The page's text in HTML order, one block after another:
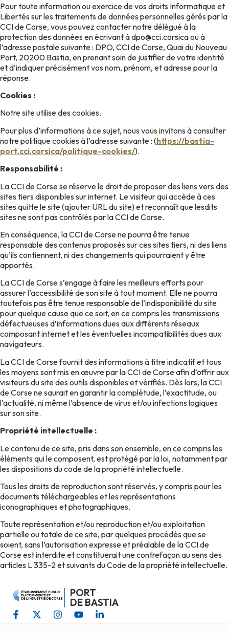
Pour toute information ou exercice de vos droits Informatique et
Libertés sur les traitements de données personnelles gérés par la
CCI de Corse, vous pouvez contacter notre délégué à la
protection des données en écrivant à dpo@cci.corsica ou à
l’adresse postale suivante : DPO, CCI de Corse, Quai du Nouveau
Port, 20200 Bastia, en prenant soin de justifier de votre identité
et d’indiquer précisément vos nom, prénom, et adresse pour la
réponse.
Cookies :
Notre site utilise des cookies.
Pour plus d’informations à ce sujet, nous vous invitons à consulter
notre politique cookies à l’adresse suivante : (https://bastia-
port.cci.corsica/politique-cookies/).
Responsabilité :
La CCI de Corse se réserve le droit de proposer des liens vers des
sites tiers disponibles sur internet. Le visiteur qui accède à ces
sites quitte le site (ajouter URL du site) et reconnaît que lesdits
sites ne sont pas contrôlés par la CCI de Corse.
En conséquence, la CCI de Corse ne pourra être tenue
responsable des contenus proposés sur ces sites tiers, ni des liens
qu’ils contiennent, ni des changements qui pourraient y être
apportés.
La CCI de Corse s’engage à faire les meilleurs efforts pour
assurer l’accessibilité de son site à tout moment. Elle ne pourra
toutefois pas être tenue responsable de l’indisponibilité du site
pour quelque cause que ce soit, en ce compris les transmissions
défectueuses d’informations dues aux différents réseaux
composant internet et les éventuelles incompatibilités dues aux
navigateurs.
La CCI de Corse fournit des informations à titre indicatif et tous
les moyens sont mis en œuvre par la CCI de Corse afin d’offrir aux
visiteurs du site des outils disponibles et vérifiés. Dès lors, la CCI
de Corse ne saurait en garantir la complétude, l’exactitude, ou
l’actualité, ni même l’absence de virus et/ou infections logiques
sur son site.
Propriété intellectuelle :
Le contenu de ce site, pris dans son ensemble, en ce compris les
éléments qui le composent, est protégé par la loi, notamment par
les dispositions du code de la propriété intellectuelle.
Tous les droits de reproduction sont réservés, y compris pour les
documents téléchargeables et les représentations
iconographiques et photographiques.
Toute représentation et/ou reproduction et/ou exploitation
partielle ou totale de ce site, par quelques procédés que se
soient, sans l’autorisation expresse et préalable de la CCI de
Corse est interdite et constituerait une contrefaçon au sens des
articles L 335-2 et suivants du Code de la propriété intellectuelle.
PORT
DE BASTIA